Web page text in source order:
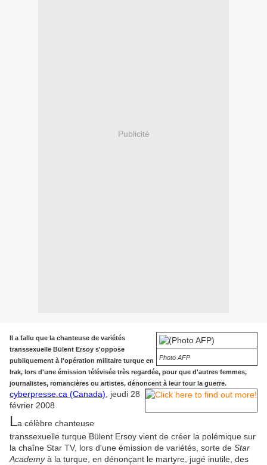
Publicité
Photo AFP
Il a fallu que la chanteuse de variétés
transsexuelle Bülent Ersoy s'oppose
publiquement à l'opération militaire turque en
Irak, lors d'une émission télévisée très regardée, pour que d'autres femmes,
journalistes, romancières ou artistes, dénoncent à leur tour la guerre.
cyberpresse.ca (Canada) , jeudi 28
février 2008
La célèbre chanteuse
transsexuelle turque Bülent Ersoy vient de créer la polémique sur
la chaîne Star TV, lors d'une émission de variétés, sorte de Star
Academyà la turque, en dénonçant le martyre, jugé inutile, des